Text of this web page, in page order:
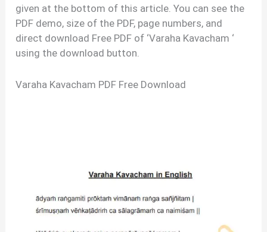
given at the bottom of this article. You can see the
PDF demo, size of the PDF, page numbers, and
direct download Free PDF of ‘Varaha Kavacham ‘
using the download button.
Varaha Kavacham PDF Free Download